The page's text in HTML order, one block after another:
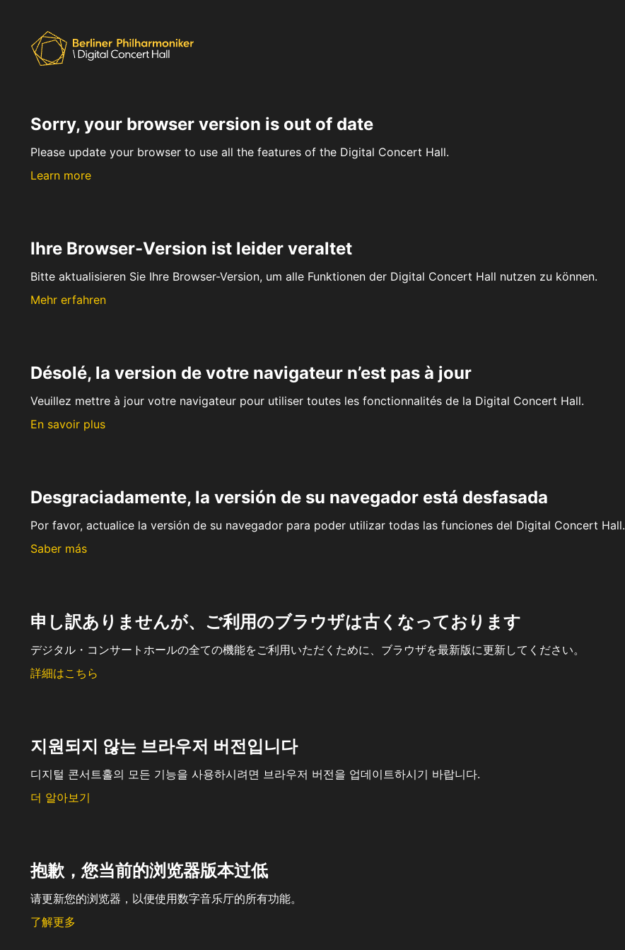
Sorry, your browser version is out of date
Please update your browser to use all the features of the Digital Concert Hall.
Learn more
Ihre Browser-Version ist leider veraltet
Bitte aktualisieren Sie Ihre Browser-Version, um alle Funktionen der Digital Concert Hall nutzen zu können.
Mehr erfahren
Désolé, la version de votre navigateur n’est pas à jour
Veuillez mettre à jour votre navigateur pour utiliser toutes les fonctionnalités de la Digital Concert Hall.
En savoir plus
Desgraciadamente, la versión de su navegador está desfasada
Por favor, actualice la versión de su navegador para poder utilizar todas las funciones del Digital Concert Hall.
Saber más
申し訳ありませんが、ご利用のブラウザは古くなっております
デジタル・コンサートホールの全ての機能をご利用いただくために、ブラウザを最新版に更新してください。
詳細はこちら
지원되지 않는 브라우저 버전입니다
디지털 콘서트홀의 모든 기능을 사용하시려면 브라우저 버전을 업데이트하시기 바랍니다.
더 알아보기
抱歉，您当前的浏览器版本过低
请更新您的浏览器，以便使用数字音乐厅的所有功能。
了解更多